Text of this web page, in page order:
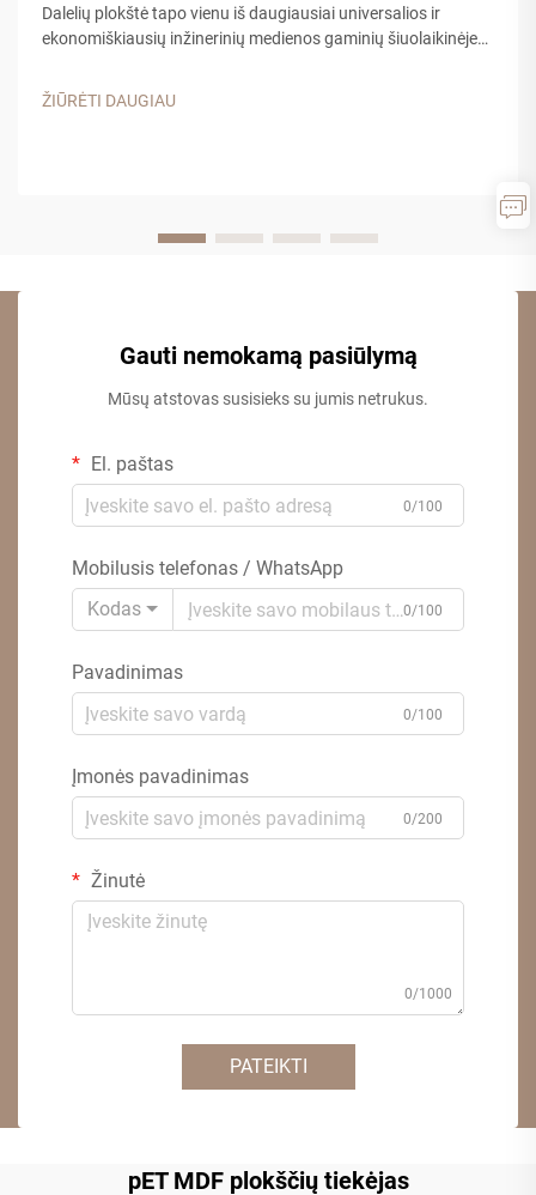
Dalelių plokštė tapo vienu iš daugiausiai universalios ir
ekonomiškiausių inžinerinių medienos gaminių šiuolaikinėje
mišinys, pagamintas iš medienos drožlių, pjūklų skiedrų ir
ŽIŪRĖTI DAUGIAU
Gauti nemokamą pasiūlymą
Mūsų atstovas susisieks su jumis netrukus.
El. paštas
0/100
Mobilusis telefonas / WhatsApp
Kodas
0/100
Pavadinimas
0/100
Įmonės pavadinimas
0/200
Žinutė
0/1000
PATEIKTI
pET MDF plokščių tiekėjas